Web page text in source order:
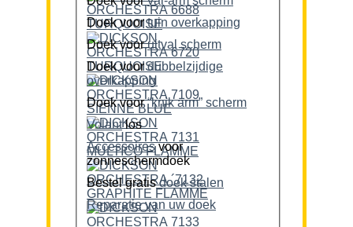
Doek voor
tuin overkapping
Doek voor
uitval scherm
Doek voordubbelzijdige
overkapping
Doek voor
“knik arm” scherm
Volantlos
Accessoiresvoor
zonneschermdoek
Bestel gratis doek stalen
Reparatie van uw doek